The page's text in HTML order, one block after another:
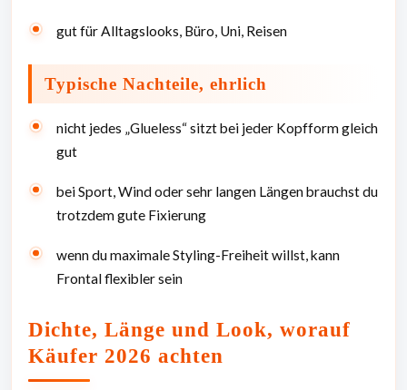
gut für Alltagslooks, Büro, Uni, Reisen
Typische Nachteile, ehrlich
nicht jedes „Glueless“ sitzt bei jeder Kopfform gleich
gut
bei Sport, Wind oder sehr langen Längen brauchst du
trotzdem gute Fixierung
wenn du maximale Styling-Freiheit willst, kann
Frontal flexibler sein
Dichte, Länge und Look, worauf
Käufer 2026 achten